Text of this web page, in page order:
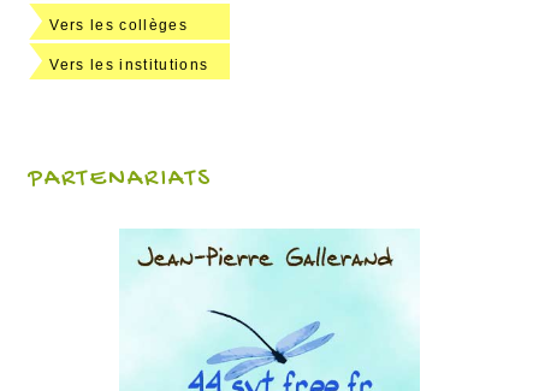
Vers les collèges
Vers les institutions
PARTENARIATS